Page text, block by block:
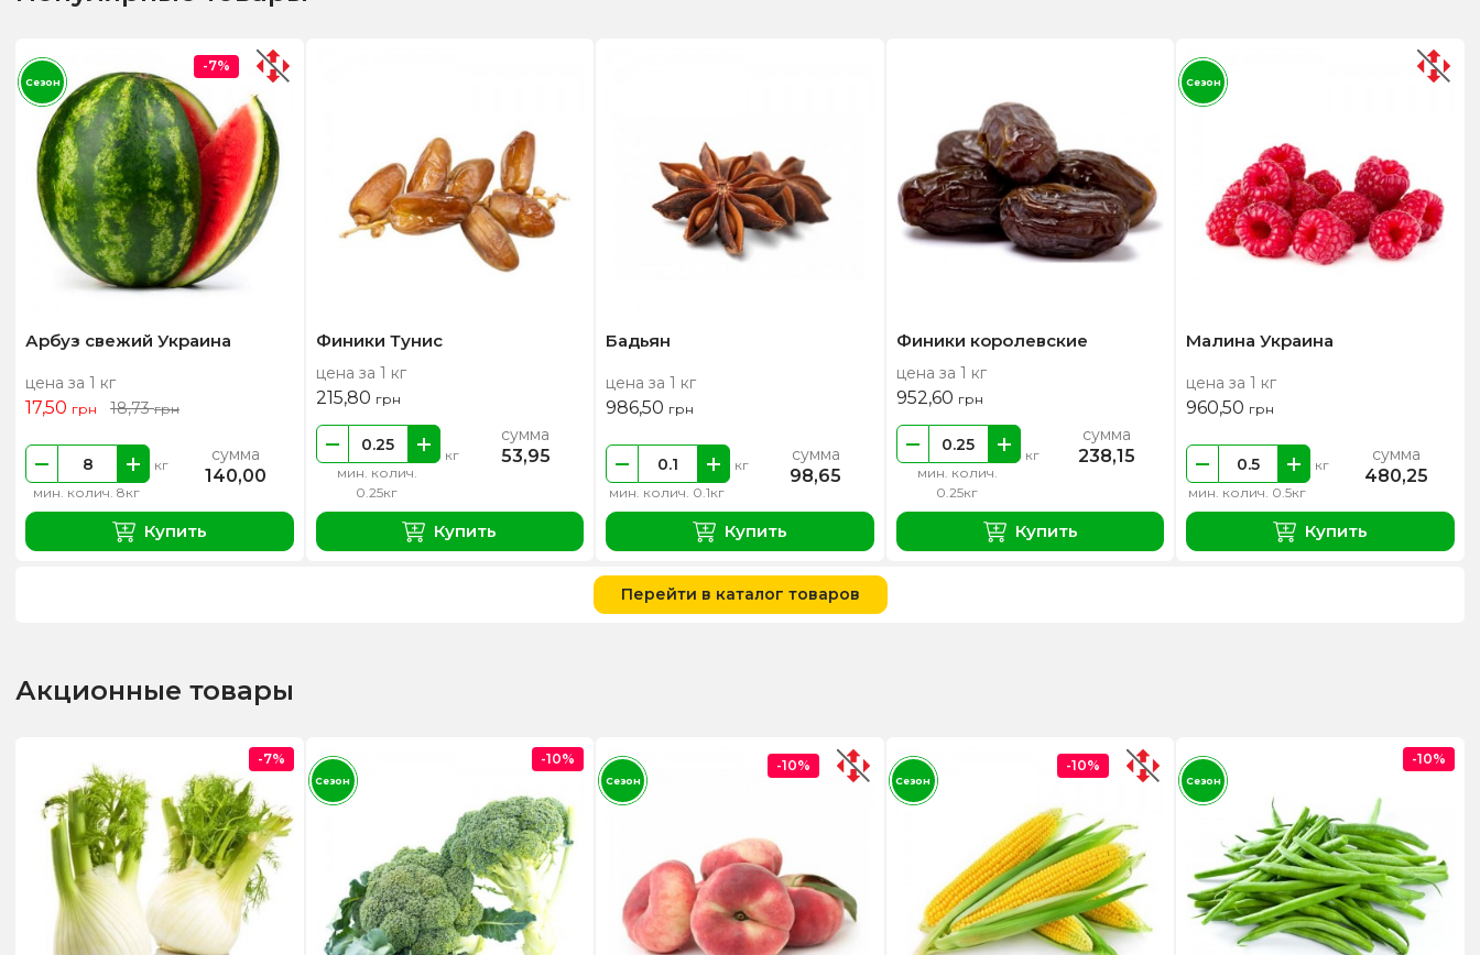
Арбуз свежий Украина
цена за 1 кг
17,50 грн 18,73грн
мин. колич. 8кг
кг сумма
140,00
Купить
-7%
Сезон
Финики Тунис
цена за 1 кг
215,80 грн
мин. колич.
0.25кг
кг
сумма
53,95
Купить
Бадьян
цена за 1 кг
986,50 грн
мин. колич. 0.1кг
кг сумма
98,65
Купить
Финики королевские
цена за 1 кг
952,60 грн
мин. колич.
0.25кг
кг
сумма
238,15
Купить
Малина Украина
цена за 1 кг
960,50 грн
мин. колич. 0.5кг
кг сумма
480,25
Купить
Сезон
Перейти в каталог товаров
Акционные товары
-7% -10%
Сезон
-10%
Сезон
-10%
Сезон
-10%
Сезон